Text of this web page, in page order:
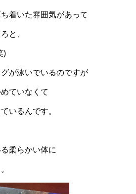
着いた雰囲気があって
と、
)
が泳いでいるのですが
ていなくて
いるんです。
柔らかい体に